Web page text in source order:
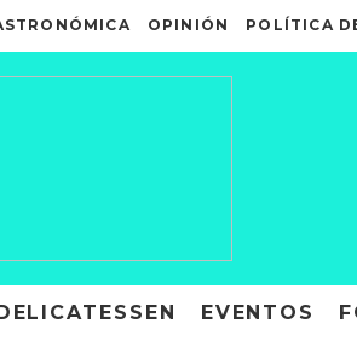
OPINIÓN POLÍTICA
EVENTOS